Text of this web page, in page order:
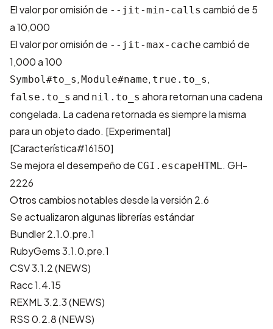
El valor por omisión de --jit-min-calls cambió de 5
a 10,000
El valor por omisión de --jit-max-cache cambió de
1,000 a 100
Symbol#to_s, Module#name, true.to_s,
false.to_s and nil.to_s ahora retornan una cadena
congelada. La cadena retornada es siempre la misma
para un objeto dado. [Experimental]
[Característica#16150]
Se mejora el desempeño de CGI.escapeHTML. GH-
2226
Otros cambios notables desde la versión 2.6
Se actualizaron algunas librerías estándar
Bundler 2.1.0.pre.1
RubyGems 3.1.0.pre.1
CSV 3.1.2 (NEWS)
Racc 1.4.15
REXML 3.2.3 (NEWS)
RSS 0.2.8 (NEWS)